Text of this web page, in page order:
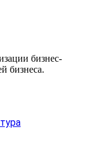
бизнес-
бизнеса.